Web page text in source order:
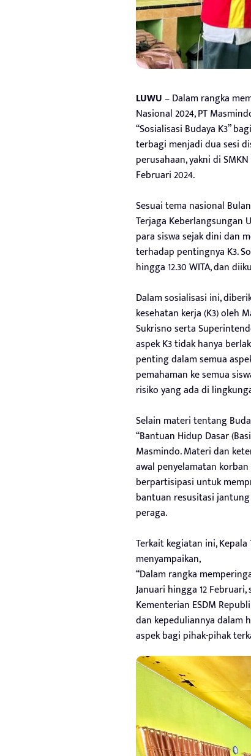
LUWU– Dalam rangka
Nasional 2024, PT
“Sosialisasi Budaya K3”
terbagi menjadi dua sesi
perusahaan, yakni di
Februari 2024.
Sesuai tema nasional
Terjaga Keberlangsungan
para siswa sejak dini dan
terhadap pentingnya K3.
hingga 12.30 WITA, dan
Dalam sosialisasi ini,
kesehatan kerja (K3) oleh
Sukrisno serta
aspek K3 tidak hanya
penting dalam semua
pemahaman ke semua
risiko yang ada di
Selain materi tentang
“Bantuan Hidup Dasar
Masmindo. Materi dan
awal penyelamatan
berpartisipasi untuk
bantuan resusitasi
peraga.
Terkait kegiatan ini,
menyampaikan,
“Dalam rangka
Januari hingga 12
Kementerian ESDM
dan kepeduliannya dalam
aspek bagi pihak-pihak